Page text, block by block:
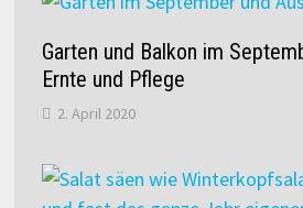
Garten und Balkon im
Ernte und Pflege
2. April 2020